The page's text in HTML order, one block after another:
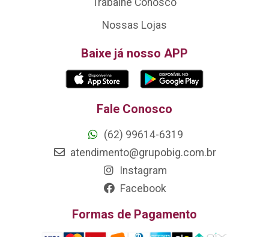
Nossas Lojas
Baixe já nosso APP
Fale Conosco
(62) 99614-6319
atendimento@grupobig.com.br
Instagram
Facebook
Formas de Pagamento